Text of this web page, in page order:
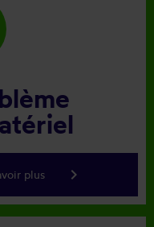
plus keyboard_arrow_right